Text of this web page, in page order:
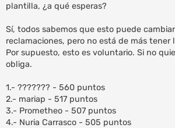
plantilla, ¿a qué esperas?
Sí, todos sabemos que esto puede
reclamaciones, pero no está de más tener
Por supuesto, esto es voluntario. Si no
obliga.
1.- ??????? - 560 puntos
2.- mariap - 517 puntos
3.- Prometheo - 507 puntos
4.- Nuria Carrasco - 505 puntos